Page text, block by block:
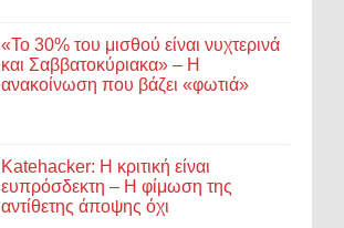
«Το 30% του μισθού είναι νυχτερινά
και Σαββατοκύριακα» – Η
ανακοίνωση που βάζει «φωτιά»
Katehacker: Η κριτική είναι
ευπρόσδεκτη – Η φίμωση της
αντίθετης άποψης όχι